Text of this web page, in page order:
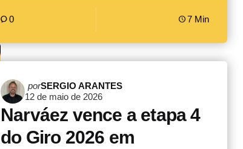
0 7 Min
Postado
por
porSERGIO ARANTES
12 de maio de 2026
Narváez vence a etapa 4
do Giro 2026 em